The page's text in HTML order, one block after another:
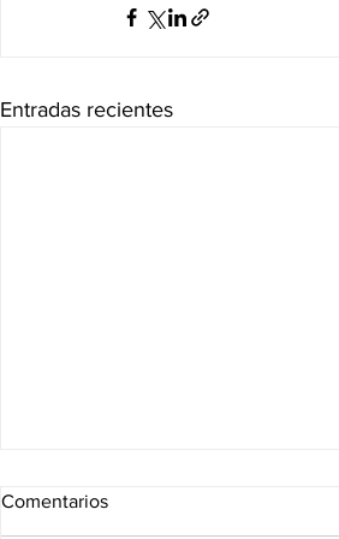
Entradas recientes
Comentarios